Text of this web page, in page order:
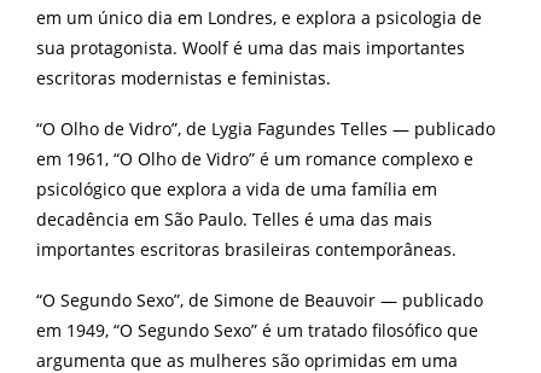
em um único dia em Londres, e explora a psicologia de
sua protagonista. Woolf é uma das mais importantes
escritoras modernistas e feministas.
“O Olho de Vidro”, de Lygia Fagundes Telles — publicado
em 1961, “O Olho de Vidro” é um romance complexo e
psicológico que explora a vida de uma família em
decadência em São Paulo. Telles é uma das mais
importantes escritoras brasileiras contemporâneas.
“O Segundo Sexo”, de Simone de Beauvoir — publicado
em 1949, “O Segundo Sexo” é um tratado filosófico que
argumenta que as mulheres são oprimidas em uma